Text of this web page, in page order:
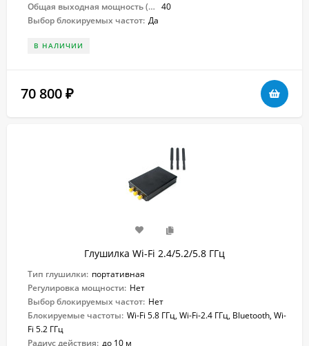
Общая выходная мощность (Вт): 40
Выбор блокируемых частот: Да
В НАЛИЧИИ
70 800 ₽
Глушилка Wi-Fi 2.4/5.2/5.8 ГГц
Тип глушилки: портативная
Регулировка мощности: Нет
Выбор блокируемых частот: Нет
Блокируемые частоты: Wi-Fi 5.8 ГГц, Wi-Fi-2.4 ГГц, Bluetooth, Wi-
Fi 5.2 ГГц
Радиус действия: до 10 м